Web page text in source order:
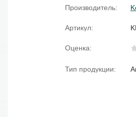
вода
Промывки
Пена монтажная
Производитель:
Артикул:
Оценка:
Тип продукции: